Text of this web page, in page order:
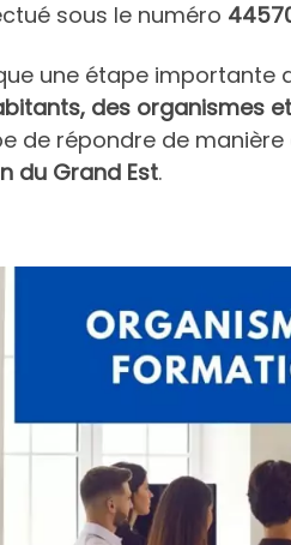
sous le numéro
une étape
des organismes
de répondre de
du Grand Est.